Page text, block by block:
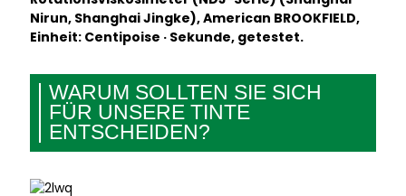
Nirun, Shanghai Jingke), American BROOKFIELD,
Einheit: Centipoise · Sekunde, getestet.
WARUM SOLLTEN SIE SICH
FÜR UNSERE TINTE
ENTSCHEIDEN?